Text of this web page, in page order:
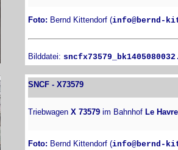
Foto: Bernd Kittendorf (info@bernd-
Bilddatei:
SNCF - X73579
Triebwagen X 73579 im Bahnhof Le Havre
Foto: Bernd Kittendorf (info@bernd-